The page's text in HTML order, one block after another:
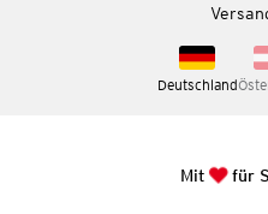
Deutschland
Mit für